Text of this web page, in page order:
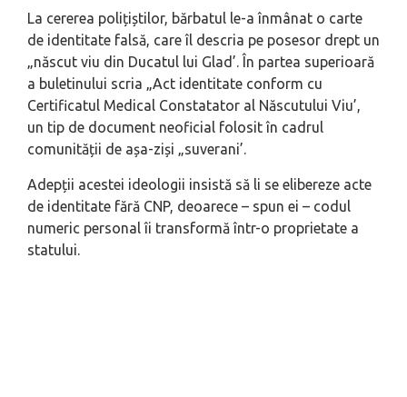
La cererea polițiștilor, bărbatul le-a înmânat o carte
de identitate falsă, care îl descria pe posesor drept un
„născut viu din Ducatul lui Glad’. În partea superioară
a buletinului scria „Act identitate conform cu
Certificatul Medical Constatator al Născutului Viu’,
un tip de document neoficial folosit în cadrul
comunității de așa-ziși „suverani’.
Adepții acestei ideologii insistă să li se elibereze acte
de identitate fără CNP, deoarece – spun ei – codul
numeric personal îi transformă într-o proprietate a
statului.